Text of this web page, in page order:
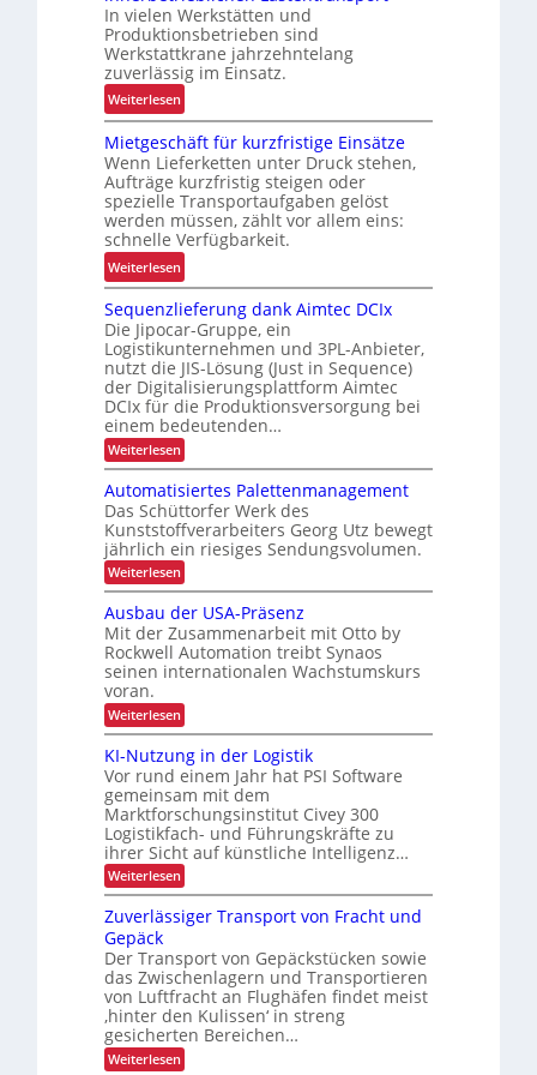
d
e
n
w
a
a
g
e
z
u
r
K
I
u
s
t
e
L
ö
s
u
n
g
f
ü
r
R
e
c
y
c
l
i
n
g
h
ö
f
e
In vielen Werkstätten und
Produktionsbetrieben sind
Werkstattkrane jahrzehntelang
zuverlässig im Einsatz.
Weiterlesen:
M
e
h
r
E
r
g
o
n
o
m
i
e
u
n
d
P
r
ä
z
i
i
o
n
m
i
n
n
e
r
b
e
t
r
e
b
l
i
c
Mietgeschäft für kurzfristige Einsätze
Wenn Lieferketten unter Druck stehen,
Aufträge kurzfristig steigen oder
spezielle Transportaufgaben gelöst
werden müssen, zählt vor allem eins:
schnelle Verfügbarkeit.
Weiterlesen:
M
i
e
t
g
e
s
c
h
ä
f
t
f
ü
r
k
u
r
f
i
s
t
i
g
e
i
s
ä
t
z
e
Sequenzlieferung dank Aimtec DCIx
Die Jipocar-Gruppe, ein
Logistikunternehmen und 3PL-Anbieter,
nutzt die JIS-Lösung (Just in Sequence)
der Digitalisierungsplattform Aimtec
DCIx für die Produktionsversorgung bei
einem bedeutenden…
Weiterlesen:
S
q
u
e
n
z
l
e
f
e
r
u
n
g
d
a
n
k
A
i
m
t
e
c
D
C
x
Automatisiertes Palettenmanagement
Das Schüttorfer Werk des
Kunststoffverarbeiters Georg Utz bewegt
jährlich ein riesiges Sendungsvolumen.
Weiterlesen:
A
u
t
o
m
a
i
s
i
e
r
t
e
s
P
a
l
e
t
t
n
m
a
n
a
g
e
Ausbau der USA-Präsenz
Mit der Zusammenarbeit mit Otto by
Rockwell Automation treibt Synaos
seinen internationalen Wachstumskurs
voran.
Weiterlesen:
A
s
b
a
u
d
e
r
U
S
A
r
ä
s
e
n
z
KI-Nutzung in der Logistik
Vor rund einem Jahr hat PSI Software
gemeinsam mit dem
Marktforschungsinstitut Civey 300
Logistikfach- und Führungskräfte zu
ihrer Sicht auf künstliche Intelligenz…
Weiterlesen:
K
I
-
u
t
z
u
n
g
i
Zuverlässiger Transport von Fracht und
Gepäck
Der Transport von Gepäckstücken sowie
das Zwischenlagern und Transportieren
von Luftfracht an Flughäfen findet meist
‚hinter den Kulissen‘ in streng
gesicherten Bereichen…
Weiterlesen: